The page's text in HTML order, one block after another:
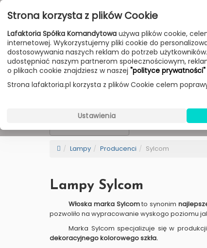
Przejdź do treści
Poniedziałek - Piątek 10:00-18:00
Sobota 10:00-14:00
HOME LAMPY MEBLE
Lampy Producenci Sylcom
Lampy Sylcom
Włoska marka Sylcomto synonim
pozwoliło na wypracowanie wyskogo poziomu
Marka Sylcom specjalizuje się w
dekoracyjnego kolorowego szkła.
Strona korzysta z plików Cookie
Lafaktoria Spółka Komandytowa używa plików cookie,
internetowej. Wykorzystujemy pliki cookie do
dostosowywania naszych reklam do potrzeb
udostępniać naszym partnerom społecznościowym,
o plikach cookie znajdziesz w naszej "polityce prywatności"
Strona lafaktoria.pl korzysta z plików Cookie celem
Ustawienia